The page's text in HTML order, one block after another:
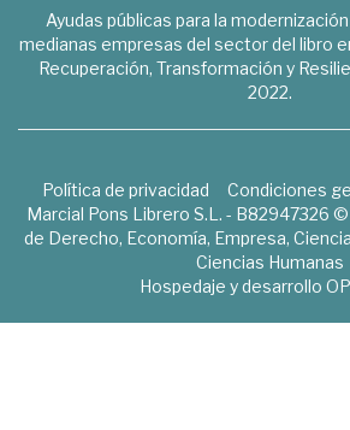
Ayudas públicas para la
medianas empresas del sector del libro
Recuperación, Transformación y
2022.
Política de privacidad Condiciones
Marcial Pons Librero S.L. - B82947326
de Derecho, Economía, Empresa,
Ciencias Humanas
Hospedaje y desarrollo